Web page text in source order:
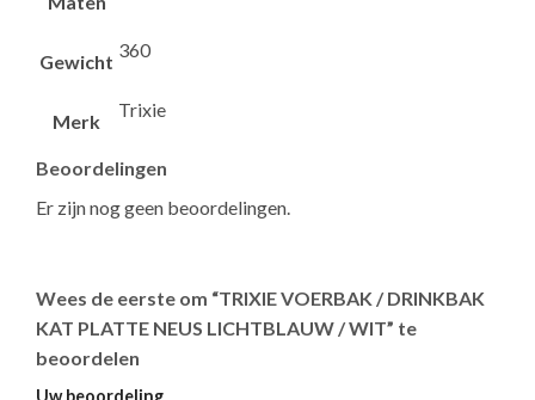
Gewicht
360
Merk
Trixie
Beoordelingen
Er zijn nog geen beoordelingen.
Wees de eerste om “TRIXIE VOERBAK / DRINKBAK
KAT PLATTE NEUS LICHTBLAUW / WIT” te
beoordelen
Uw beoordeling